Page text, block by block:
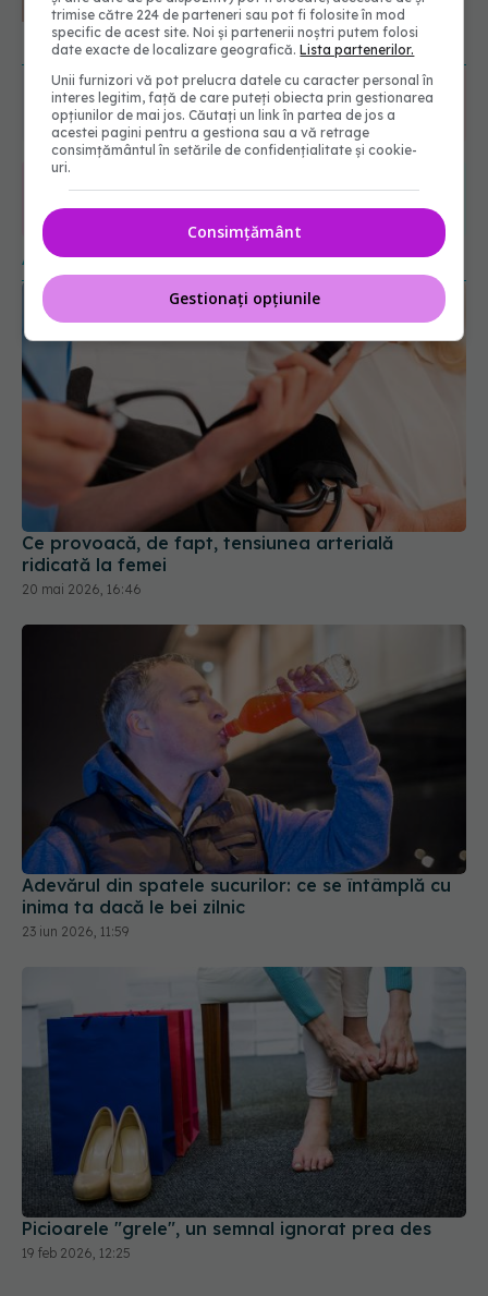
(SANADOR): Intervenția
chirurgicală, doar în situații
particulare
06.08.2026, 20:45
URMĂRITORI 6560
ABONAȚI
365
URMĂRITORI
1401
URMĂRITORI
ARTICOLE SIMILARE
Ce provoacă, de fapt, tensiunea arterială
ridicată la femei
20 mai 2026, 16:46
Adevărul din spatele sucurilor: ce se întâmplă cu
inima ta dacă le bei zilnic
23 iun 2026, 11:59
Picioarele "grele", un semnal ignorat prea des
19 feb 2026, 12:25
trimise către 224 de parteneri sau pot fi folosite în mod
specific de acest site. Noi și partenerii noștri putem folosi
date exacte de localizare geografică.Lista partenerilor.
Unii furnizori vă pot prelucra datele cu caracter personal în
interes legitim, față de care puteți obiecta prin gestionarea
opțiunilor de mai jos. Căutați un link în partea de jos a
acestei pagini pentru a gestiona sau a vă retrage
consimțământul în setările de confidențialitate și cookie-
uri.
Consimțământ
Gestionați opțiunile